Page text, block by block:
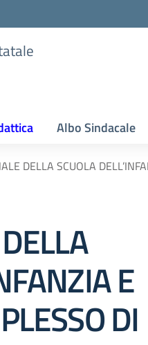
Albo Sindacale
DELLA SCUOLA
E
DI